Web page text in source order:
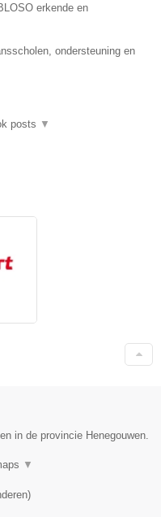
erkende en
ondersteuning en
posts ▼
in de provincie Henegouwen.
▼
)